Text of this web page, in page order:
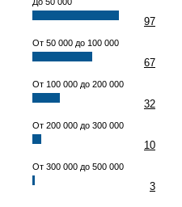
97
От 50 000 до 100 000
67
От 100 000 до 200 000
32
От 200 000 до 300 000
10
От 300 000 до 500 000
3